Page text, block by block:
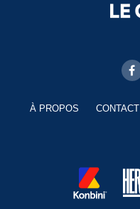
À PROPOS CONTACT